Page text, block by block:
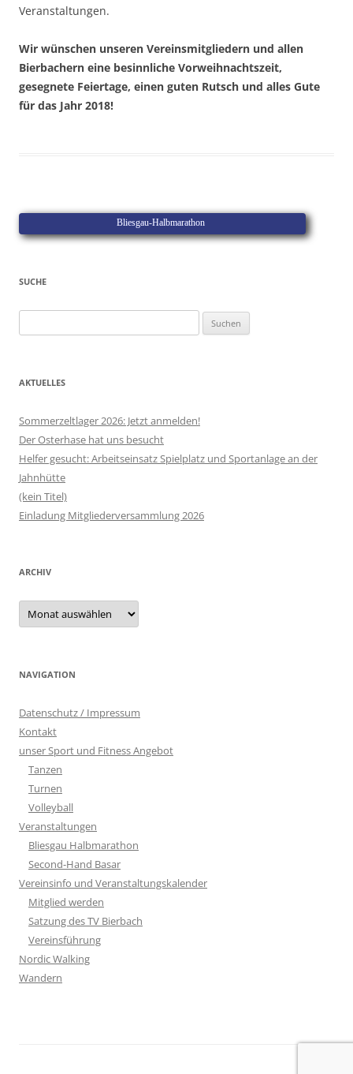
Veranstaltungen.
Wir wünschen unseren Vereinsmitgliedern und allen
Bierbachern eine besinnliche Vorweihnachtszeit,
gesegnete Feiertage, einen guten Rutsch und alles Gute
für das Jahr 2018!
Bliesgau-Halbmarathon
SUCHE
nach:
AKTUELLES
Sommerzeltlager 2026: Jetzt anmelden!
Der Osterhase hat uns besucht
Helfer gesucht: Arbeitseinsatz Spielplatz und Sportanlage an der
Jahnhütte
(kein Titel)
Einladung Mitgliederversammlung 2026
ARCHIV
Archiv
NAVIGATION
Datenschutz / Impressum
Kontakt
unser Sport und Fitness Angebot
Tanzen
Turnen
Volleyball
Veranstaltungen
Bliesgau Halbmarathon
Second-Hand Basar
Vereinsinfo und Veranstaltungskalender
Mitglied werden
Satzung des TV Bierbach
Vereinsführung
Nordic Walking
Wandern